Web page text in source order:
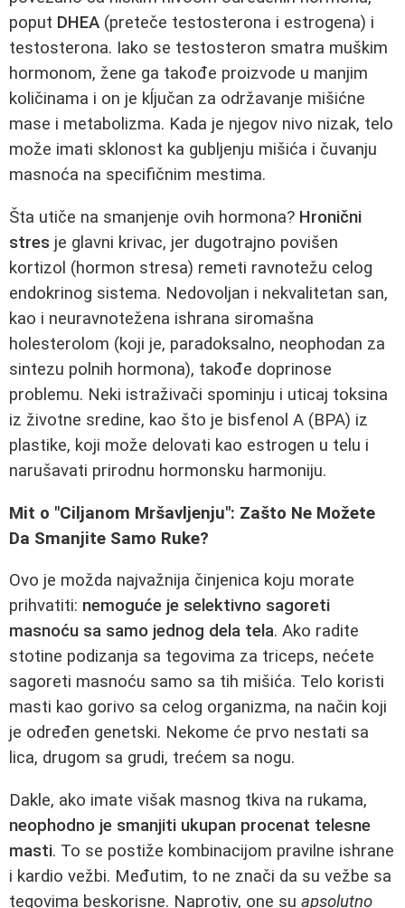
poput DHEA (preteče testosterona i estrogena) i
testosterona. Iako se testosteron smatra muškim
hormonom, žene ga takođe proizvode u manjim
količinama i on je kĺjučan za održavanje mišićne
mase i metabolizma. Kada je njegov nivo nizak, telo
može imati sklonost ka gubljenju mišića i čuvanju
masnoća na specifičnim mestima.
Šta utiče na smanjenje ovih hormona? Hronični
stres je glavni krivac, jer dugotrajno povišen
kortizol (hormon stresa) remeti ravnotežu celog
endokrinog sistema. Nedovoljan i nekvalitetan san,
kao i neuravnotežena ishrana siromašna
holesterolom (koji je, paradoksalno, neophodan za
sintezu polnih hormona), takođe doprinose
problemu. Neki istraživači spominju i uticaj toksina
iz životne sredine, kao što je bisfenol A (BPA) iz
plastike, koji može delovati kao estrogen u telu i
narušavati prirodnu hormonsku harmoniju.
Mit o "Ciljanom Mršavljenju": Zašto Ne Možete
Da Smanjite Samo Ruke?
Ovo je možda najvažnija činjenica koju morate
prihvatiti: nemoguće je selektivno sagoreti
masnoću sa samo jednog dela tela. Ako radite
stotine podizanja sa tegovima za triceps, nećete
sagoreti masnoću samo sa tih mišića. Telo koristi
masti kao gorivo sa celog organizma, na način koji
je određen genetski. Nekome će prvo nestati sa
lica, drugom sa grudi, trećem sa nogu.
Dakle, ako imate višak masnog tkiva na rukama,
neophodno je smanjiti ukupan procenat telesne
masti. To se postiže kombinacijom pravilne ishrane
i kardio vežbi. Međutim, to ne znači da su vežbe sa
tegovima beskorisne. Naprotiv, one su apsolutno